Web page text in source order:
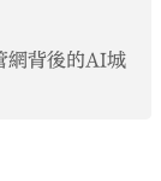
網背後的AI城